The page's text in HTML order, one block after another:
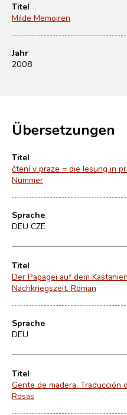
Titel
Milde Memoiren
Jahr
2008
Übersetzungen
Titel
čtení v praze = die lesung in
Nummer
Sprache
DEU CZE
Titel
Der Papagei auf dem
Nachkriegszeit. Roman
Sprache
DEU
Titel
Gente de madera. Traducción
Rosas